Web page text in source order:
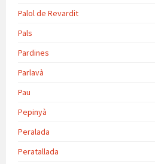
Palol de Revardit
Pals
Pardines
Parlavà
Pau
Pepinyà
Peralada
Peratallada